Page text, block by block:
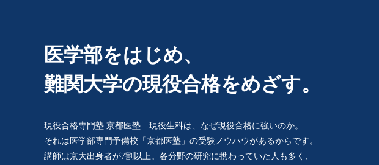
医学部をはじめ、
難関大学の現役合格をめざす。
現役合格専門塾 京都医塾 現役生科は、 なぜ現役合格に強いのか。
それは医学部専門予備校「京都医塾」の受験ノウハウがあるからです。
講師は京大出身者が7割以上。 各分野の研究に携わっていた人も多く、